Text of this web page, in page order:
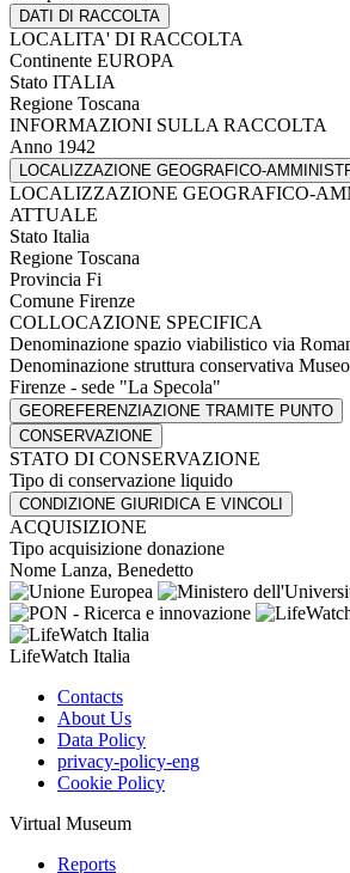
DATI DI RACCOLTA
LOCALITA' DI RACCOLTA
Continente EUROPA
Stato ITALIA
Regione Toscana
INFORMAZIONI SULLA RACCOLTA
Anno 1942
LOCALIZZAZIONE GEOGRAFICO-
LOCALIZZAZIONE GEOGRAFICO-
ATTUALE
Stato Italia
Regione Toscana
Provincia Fi
Comune Firenze
COLLOCAZIONE SPECIFICA
Denominazione spazio viabilistico via
Denominazione struttura conservativa
Firenze - sede "La Specola"
GEOREFERENZIAZIONE TRAMITE PUNTO
CONSERVAZIONE
STATO DI CONSERVAZIONE
Tipo di conservazione liquido
CONDIZIONE GIURIDICA E VINCOLI
ACQUISIZIONE
Tipo acquisizione donazione
Nome Lanza, Benedetto
LifeWatch Italia
Contacts
About Us
Data Policy
privacy-policy-eng
Cookie Policy
Virtual Museum
Reports